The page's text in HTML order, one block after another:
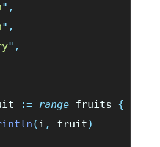
" ,
" ,
" ,
:= range fruits {
(i , fruit )